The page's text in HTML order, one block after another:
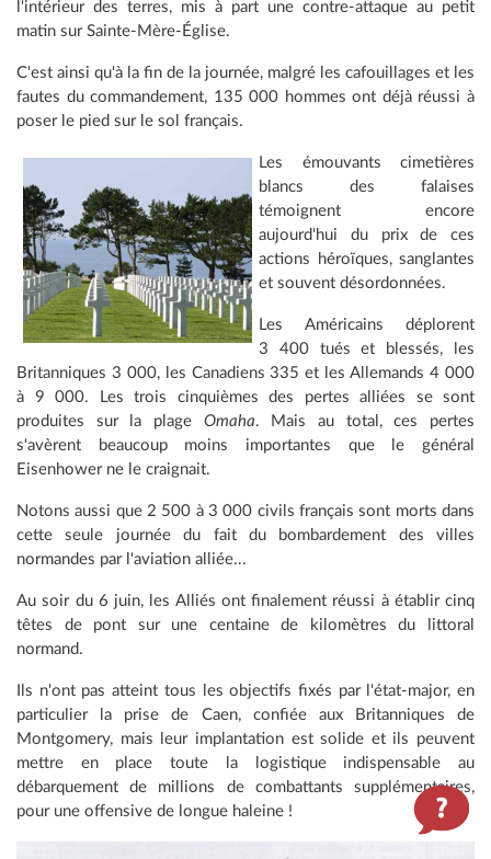
l'intérieur des terres, mis à part une contre-attaque au petit
matin sur Sainte-Mère-Église.
C'est ainsi qu'à la fin de la journée, malgré les cafouillages et les
fautes du commandement, 135 000 hommes ont déjà réussi à
poser le pied sur le sol français.
Les émouvants cimetières
blancs des falaises
témoignent encore
aujourd'hui du prix de ces
actions héroïques, sanglantes
et souvent désordonnées.
Les Américains déplorent
3 400 tués et blessés, les
Britanniques 3 000, les Canadiens 335 et les Allemands 4 000
à 9 000. Les trois cinquièmes des pertes alliées se sont
produites sur la plage Omaha. Mais au total, ces pertes
s'avèrent beaucoup moins importantes que le général
Eisenhower ne le craignait.
Notons aussi que 2 500 à 3 000 civils français sont morts dans
cette seule journée du fait du bombardement des villes
normandes par l'aviation alliée...
Au soir du 6 juin, les Alliés ont finalement réussi à établir cinq
têtes de pont sur une centaine de kilomètres du littoral
normand.
Ils n'ont pas atteint tous les objectifs fixés par l'état-major, en
particulier la prise de Caen, confiée aux Britanniques de
Montgomery, mais leur implantation est solide et ils peuvent
mettre en place toute la logistique indispensable au
débarquement de millions de combattants supplémentaires,
pour une offensive de longue haleine !